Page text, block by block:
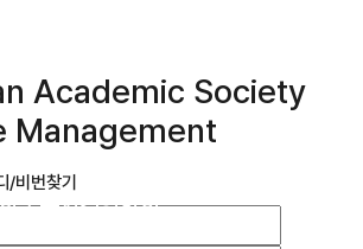
Academic Society
Management
/비번찾기
한국복지경영학회